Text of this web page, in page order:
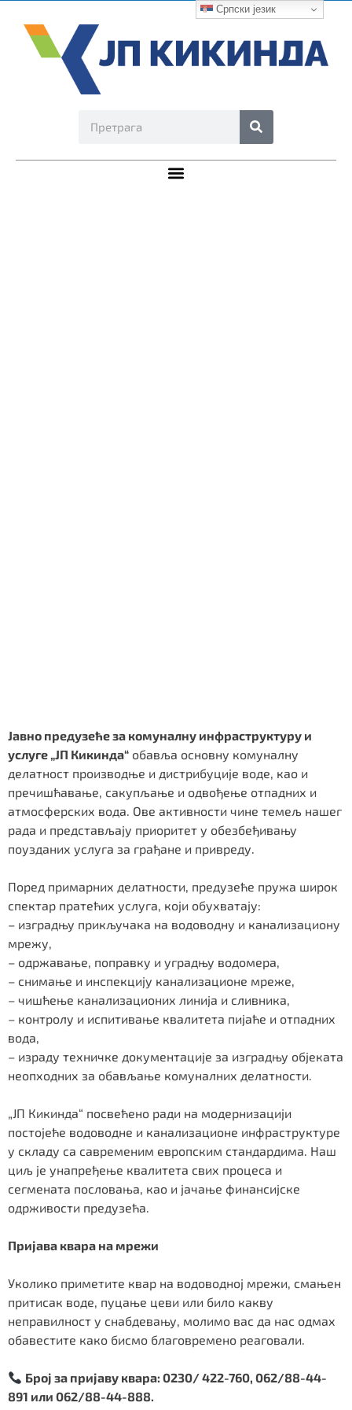
Јавно предузеће за комуналну инфраструктуру и
услуге „ЈП Кикинда“ обавља основну комуналну
делатност производње и дистрибуције воде, као и
пречишћавање, сакупљање и одвођење отпадних и
атмосферских вода. Ове активности чине темељ нашег
рада и представљају приоритет у обезбеђивању
поузданих услуга за грађане и привреду.
Поред примарних делатности, предузеће пружа широк
спектар пратећих услуга, који обухватају:
– изградњу прикључака на водоводну и канализациону
мрежу,
– одржавање, поправку и уградњу водомера,
– снимање и инспекцију канализационе мреже,
– чишћење канализационих линија и сливника,
– контролу и испитивање квалитета пијаће и отпадних
вода,
– израду техничке документације за изградњу објеката
неопходних за обављање комуналних делатности.
„ЈП Кикинда“ посвећено ради на модернизацији
постојеће водоводне и канализационе инфраструктуре
у складу са савременим европским стандардима. Наш
циљ је унапређење квалитета свих процеса и
сегмената пословања, као и јачање финансијске
одрживости предузећа.
Пријава квара на мрежи
Уколико приметите квар на водоводној мрежи, смањен
притисак воде, пуцање цеви или било какву
неправилност у снабдевању, молимо вас да нас одмах
обавестите како бисмо благовремено реаговали.
Број за пријаву квара: 0230/ 422-760, 062/88-44-
891 или 062/88-44-888.
Српски језик